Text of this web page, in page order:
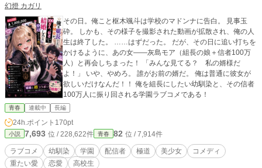
幻燈 カガリ
その日。俺こと枢木颯斗は学校のマドンナに告白。 見事玉
砕。 しかも、その様子を撮影された動画が拡散され、俺の人
生は終了した。 ……はずだった。 だが、その日に追い打ちを
かけるように、あの女――灰島モア（組長の娘＋信者100万
人）と再会しちまった！ 「みんな見てる？ 私の婿様だ
よ！」 いや、やめろ。 誰がお前の婿だ。 俺は普通に彼女が
欲しいだけなんだ！！ 俺を組長にしたい幼馴染と、その信者
100万人に振り回される学園ラブコメである！
青春 連載中 長編
24h.ポイント 170pt
小説 7,693 位 / 228,622件 青春 82 位 / 7,914件
ラブコメ 幼馴染 学園 配信者 極道 美少女
コメディ
重たい愛
恋愛 高校生